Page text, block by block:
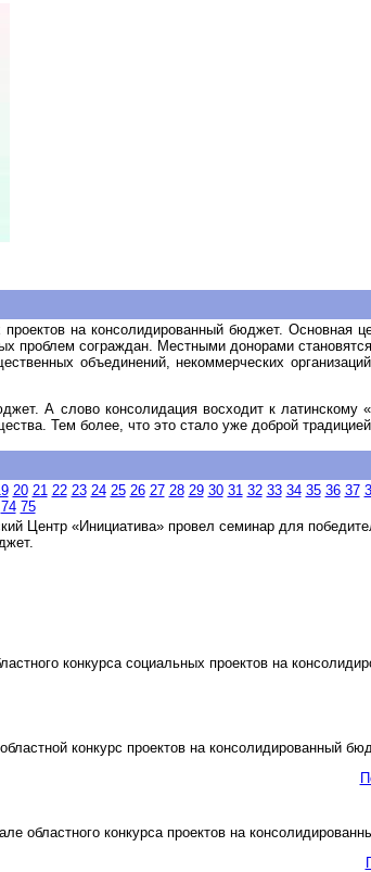
на консолидированный бюджет. Основная
проблем сограждан. Местными донорами
объединений, некоммерческих
А слово консолидация восходит к латинскому «
Тем более, что это стало уже доброй
20 21 22 23 24 25 26 27 28 29 30 31 32 33 34 35 36 37
74 75
Центр «Инициатива» провел семинар для
конкурса социальных проектов на
конкурс проектов на консолидированный
областного конкурса проектов на